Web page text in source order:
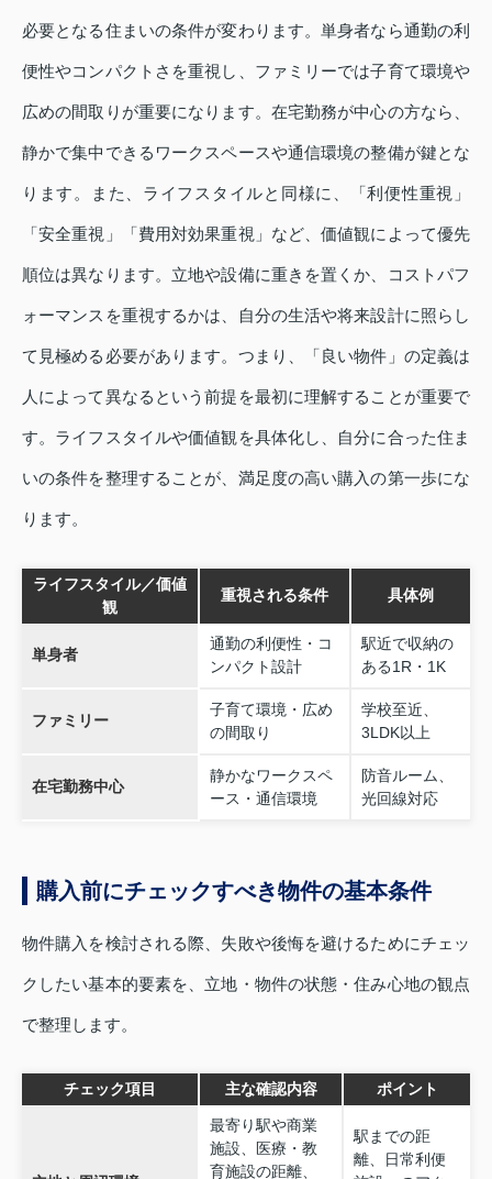
必要となる住まいの条件が変わります。単身者なら通勤の利
便性やコンパクトさを重視し、ファミリーでは子育て環境や
広めの間取りが重要になります。在宅勤務が中心の方なら、
静かで集中できるワークスペースや通信環境の整備が鍵とな
ります。また、ライフスタイルと同様に、「利便性重視」
「安全重視」「費用対効果重視」など、価値観によって優先
順位は異なります。立地や設備に重きを置くか、コストパフ
ォーマンスを重視するかは、自分の生活や将来設計に照らし
て見極める必要があります。つまり、「良い物件」の定義は
人によって異なるという前提を最初に理解することが重要で
す。ライフスタイルや価値観を具体化し、自分に合った住ま
いの条件を整理することが、満足度の高い購入の第一歩にな
ります。
ライフスタイル／価値
観
重視される条件 具体例
単身者
通勤の利便性・コ
ンパクト設計
駅近で収納の
ある1R・1K
ファミリー
子育て環境・広め
の間取り
学校至近、
3LDK以上
在宅勤務中心
静かなワークスペ
ース・通信環境
防音ルーム、
光回線対応
購入前にチェックすべき物件の基本条件
物件購入を検討される際、失敗や後悔を避けるためにチェッ
クしたい基本的要素を、立地・物件の状態・住み心地の観点
で整理します。
チェック項目 主な確認内容 ポイント
最寄り駅や商業
施設、医療・教
育施設の距離、
駅までの距
離、日常利便